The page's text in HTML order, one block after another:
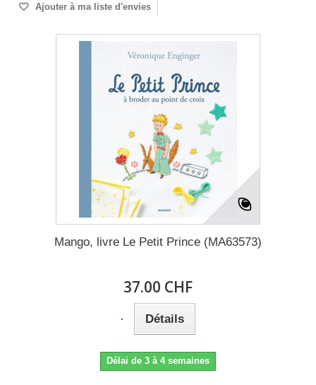
Ajouter à ma liste d'envies
Mango, livre Le Petit Prince (MA63573)
37.00 CHF
Détails
Délai de 3 à 4 semaines